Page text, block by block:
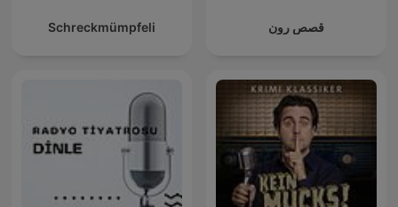
Schreckmümpfeli قصص رون